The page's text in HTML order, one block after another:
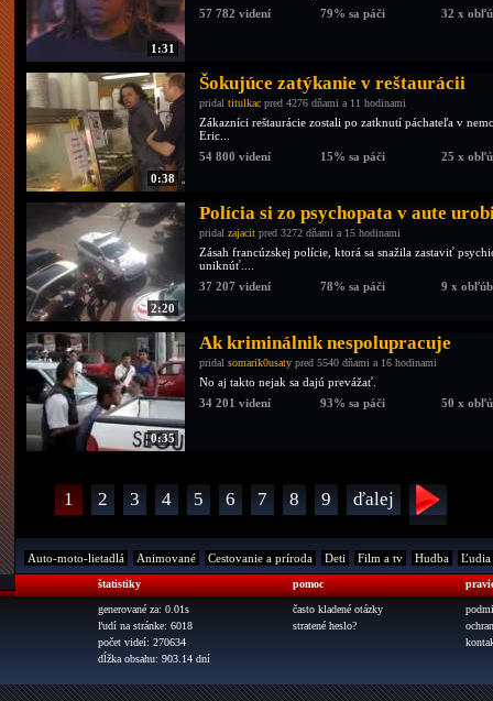
1:31
57 782 videní
79% sa páči 32 x
0:38
Šokujúce zatýkanie v reštaurácii
pridal titulkac pred 4276 dňami a 11 hodinami
Zákazníci reštaurácie zostali po zatknutí páchateľa v
Eric...
54 800 videní
15% sa páči 25 x
2:20
Polícia si zo psychopata v aute
pridal zajacit pred 3272 dňami a 15 hodinami
Zásah francúzskej polície, ktorá sa snažila zastaviť
uniknúť....
37 207 videní
78% sa páči 9 x
0:35
Ak kriminálnik nespolupracuje
pridal somarik0usaty pred 5540 dňami a 16 hodinami
No aj takto nejak sa dajú prevážať.
34 201 videní
93% sa páči 50 x
1 2 3 4 5 6 7 8 9 ďalej
Auto-moto-lietadlá Animované Cestovanie a príroda Deti Film a tv Hudba Ľudia
štatistiky
generované za: 0.01s
ľudí na stránke: 6018
počet videí: 270634
dĺžka obsahu: 903.14 dní
pomoc
často kladené otázky
stratené heslo?